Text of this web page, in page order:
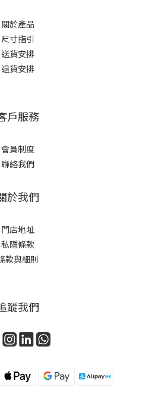
關於產品
尺寸指引
送貨安排
退貨安排
戶服務
會員制度
聯絡我們
於我們
門店地址
私隱條款
款與細則
蹤我們